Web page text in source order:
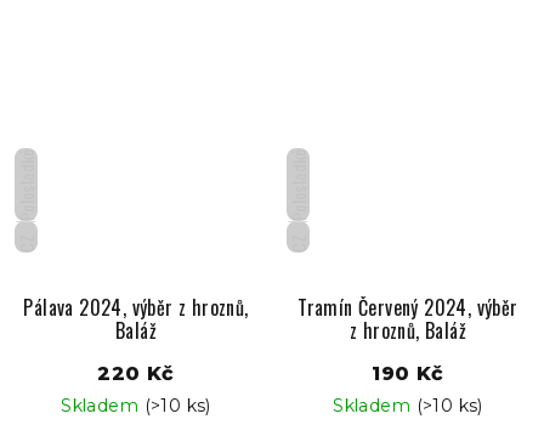
CZ
Pálava 2024, výběr z hroznů,
Baláž
220 Kč
Skladem (>10 ks)
CZ
Tramín Červený 2024, výběr
z hroznů, Baláž
190 Kč
Skladem (>10 ks)